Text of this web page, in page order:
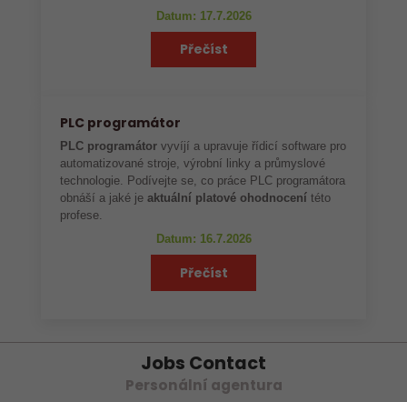
Datum: 17.7.2026
Přečíst
PLC programátor
PLC programátor vyvíjí a upravuje řídicí software pro
automatizované stroje, výrobní linky a průmyslové
technologie. Podívejte se, co práce PLC programátora
obnáší a jaké je aktuální platové ohodnocení této
profese.
Datum: 16.7.2026
Přečíst
Jobs Contact
Personální agentura